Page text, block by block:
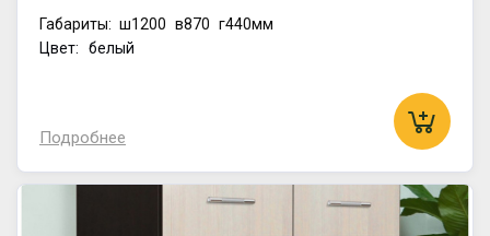
Габариты: ш1200 в870 г440мм
Цвет: белый
Подробнее